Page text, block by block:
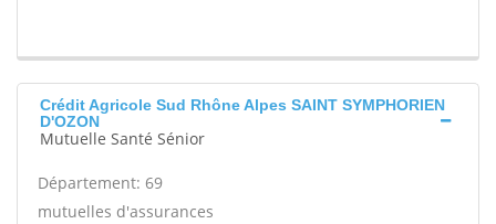
Crédit Agricole Sud Rhône Alpes SAINT SYMPHORIEN
D'OZON
Mutuelle Santé Sénior
Département: 69
mutuelles d'assurances